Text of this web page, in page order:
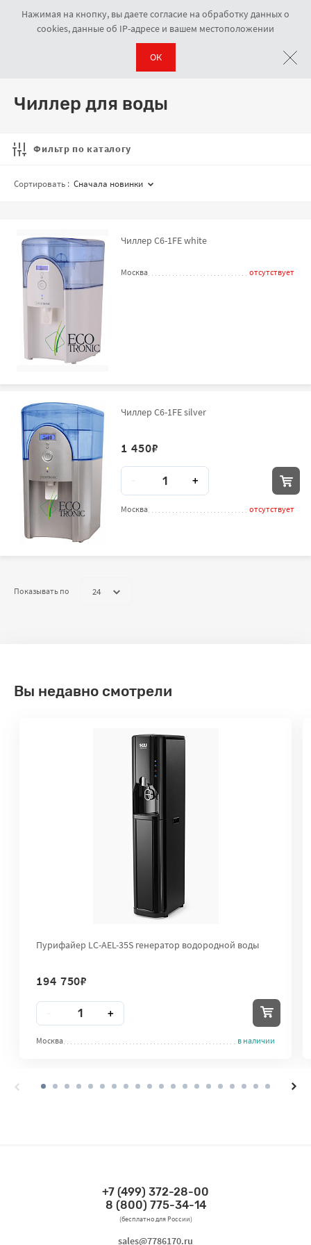
Чиллер для воды
Чиллер для воды
Фильтр по каталогу
Сортировать : Сначала новинки
Чиллер C6-1FE white
Москва отсутствует
Чиллер C6-1FE silver
1 450₽
Количество
+
Москва отсутствует
Показывать по 24
Вы недавно смотрели
Пурифайер LC-AEL-35S генератор водородной воды
194 750₽
Количество +
Москва в наличии
Связаться по телефонам
+7 (499) 372-28-00
8 (800) 775-34-14
(бесплатно для России)
Связаться по email
sales@7786170.ru
Нажимая на кнопку, вы даете согласие на обработку данных о
cookies, данные об IP-адресе и вашем местоположении
ОК